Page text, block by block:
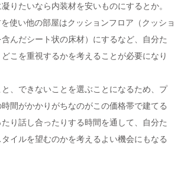
りたいなら内装材を安いものにするとか。
使い他の部屋はクッションフロア（クッショ
んだシート状の床材）にするなど、自分た
こを重視するかを考えることが必要になり
、できないことを選ぶことになるため、プ
間がかかりがちなのがこの価格帯で建てる
り話し合ったりする時間を通して、自分た
イルを望むのかを考えるよい機会にもなる